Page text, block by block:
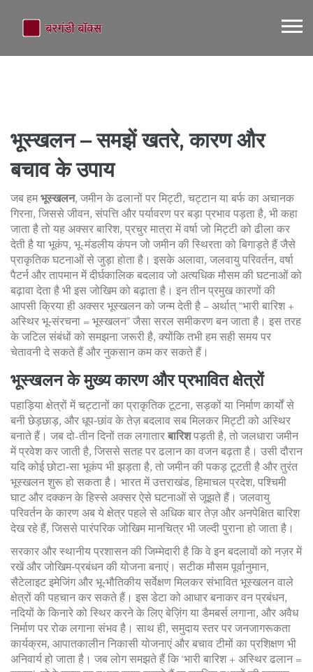
भूस्खलन – समझें खतरे, कारण और
बचाव के उपाय
जब हमभूस्खलन, जमीन के ढलानों पर मिट्टी, चट्टान या बर्फ का अचानक
गिरना, जिससे जीवन, संपत्ति और पर्यावरण पर बड़ा प्रभाव पड़ता है, भी कहा
जाता है तो यह अक्सरबारिश, प्रचुर मात्रा में वर्षा जो मिट्टी को ढीला कर
देती हैयाभूकंप, भू-मंडलीय कंपन जो जमीन की स्थिरता को बिगाड़ते हैंजैसे
प्राकृतिक घटनाओं से जुड़ा होता है। इसके अलावा, जलवायु परिवर्तन, वर्षा
पैटर्न और तापमान में दीर्घकालिक बदलाव जो अत्यधिक मौसम की घटनाओं को
बढ़ावा देता हैभी इस जोखिम को बढ़ाता है। इन तीन प्रमुख कारणों की
आपसी क्रिया ही अक्सर भूस्खलन को जन्म देती है – अर्थात् “भारी बारिश +
अस्थिर भू‑संरचना = भूस्खलन” जैसा सरल समीकरण बन जाता है। इस तरह
के जटिल संबंधों को समझना जरूरी है, क्योंकि तभी हम सही समय पर
चेतावनी दे सकते हैं और नुकसान कम कर सकते हैं।
भूस्खलन के मुख्य कारण और प्रभावित क्षेत्रों
पहाड़िया क्षेत्रों में चट्टानों का प्राकृतिक टूटना, सड़कों या निर्माण कार्यों से
बनी छेड़छाड़, और धूप‑छांव के तेज़ बदलाव सब मिलकर मिट्टी को अस्थिर
बनाते हैं। जब दो-तीन दिनों तक लगातारबारिशपड़ती है, तो जलधारा जमीन
में प्रवेश कर जाती है, जिससे सतह पर ढलान का वजन बढ़ता है। उसी दौरान
यदि कोई छोटा‑सा भूकंप भी झड़ता है, तो जमीन की पकड़ टूटती है और तुरंत
भूस्खलन शुरू हो सकता है। भारत में उत्तराखंड, हिमाचल प्रदेश, पश्चिमी
घाट और दक्कन के हिस्से अक्सर ऐसे घटनाओं से जूझते हैं। जलवायु
परिवर्तन के कारण अब ये क्षेत्र पहले से अधिक बार तेज़ और अनपेक्षित बारिश
देख रहे हैं, जिससे पारंपरिक जोखिम मानचित्र भी जल्दी पुराना हो जाता है।
सरकार और स्थानीय प्रशासन की जिम्मेदारी है कि वे इन बदलावों को नज़र में
रखें और जोखिम‑प्रबंधन की योजना बनाएं। सटीक मौसम पूर्वानुमान,
सैटेलाइट इमेजिंग और भू‑भौतिकीय सर्वेक्षण मिलकर संभावित भूस्खलन वाले
क्षेत्रों की पहचान कर सकते हैं। इस डेटा को आधार बनाकर वन प्रबंधन,
नदियों के किनारे को स्थिर करने के लिए बेज़िंग या डैमबर्स लगाना, और अवैध
निर्माण पर रोक लगाना संभव है। साथ ही, समुदाय स्तर पर जनजागरूकता
कार्यक्रम, आपातकालीन निकासी योजनाएं और बचाव टीमों का प्रशिक्षण भी
अनिवार्य हो जाता है। जब लोग समझते हैं कि ‘भारी बारिश + अस्थिर ढलान =